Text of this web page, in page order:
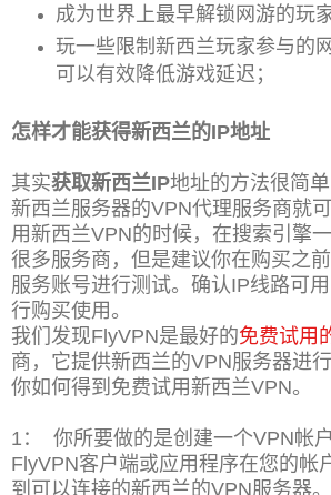
成为世界上最早解锁网游的玩家
玩一些限制新西兰玩家参与的
可以有效降低游戏延迟；
怎样才能获得新西兰的IP地址
其实获取新西兰IP地址的方法很简
新西兰服务器的VPN代理服务商就
用新西兰VPN的时候，在搜索引擎
很多服务商，但是建议你在购买之
服务账号进行测试。确认IP线路可
行购买使用。
我们发现FlyVPN是最好的免费试用
商，它提供新西兰的VPN服务器进
你如何得到免费试用新西兰VPN。
1： 你所要做的是创建一个VPN帐
FlyVPN客户端或应用程序在您的帐
到可以连接的新西兰的VPN服务器。